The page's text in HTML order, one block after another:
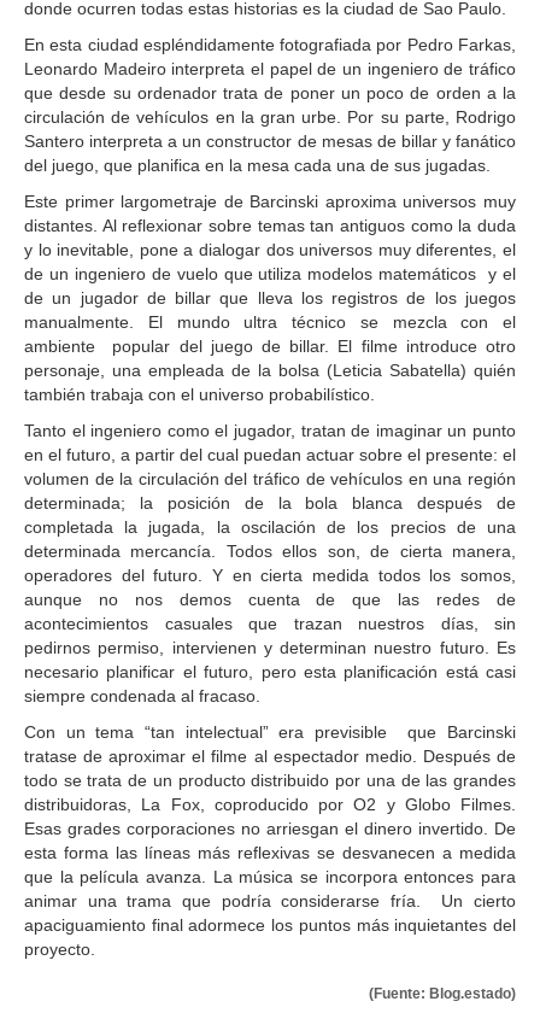
donde ocurren todas estas historias es la ciudad de Sao Paulo.
En esta ciudad espléndidamente fotografiada por Pedro Farkas,
Leonardo Madeiro interpreta el papel de un ingeniero de tráfico
que desde su ordenador trata de poner un poco de orden a la
circulación de vehículos en la gran urbe. Por su parte, Rodrigo
Santero interpreta a un constructor de mesas de billar y fanático
del juego, que planifica en la mesa cada una de sus jugadas.
Este primer largometraje de Barcinski aproxima universos muy
distantes. Al reflexionar sobre temas tan antiguos como la duda
y lo inevitable, pone a dialogar dos universos muy diferentes, el
de un ingeniero de vuelo que utiliza modelos matemáticos y el
de un jugador de billar que lleva los registros de los juegos
manualmente. El mundo ultra técnico se mezcla con el
ambiente popular del juego de billar. El filme introduce otro
personaje, una empleada de la bolsa (Leticia Sabatella) quién
también trabaja con el universo probabilístico.
Tanto el ingeniero como el jugador, tratan de imaginar un punto
en el futuro, a partir del cual puedan actuar sobre el presente: el
volumen de la circulación del tráfico de vehículos en una región
determinada; la posición de la bola blanca después de
completada la jugada, la oscilación de los precios de una
determinada mercancía. Todos ellos son, de cierta manera,
operadores del futuro. Y en cierta medida todos los somos,
aunque no nos demos cuenta de que las redes de
acontecimientos casuales que trazan nuestros días, sin
pedirnos permiso, intervienen y determinan nuestro futuro. Es
necesario planificar el futuro, pero esta planificación está casi
siempre condenada al fracaso.
Con un tema “tan intelectual” era previsible que Barcinski
tratase de aproximar el filme al espectador medio. Después de
todo se trata de un producto distribuido por una de las grandes
distribuidoras, La Fox, coproducido por O2 y Globo Filmes.
Esas grades corporaciones no arriesgan el dinero invertido. De
esta forma las líneas más reflexivas se desvanecen a medida
que la película avanza. La música se incorpora entonces para
animar una trama que podría considerarse fría. Un cierto
apaciguamiento final adormece los puntos más inquietantes del
proyecto.
(Fuente: Blog.estado)